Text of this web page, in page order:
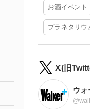
お酒イベント
プラネタリウ
X(旧
ウォ